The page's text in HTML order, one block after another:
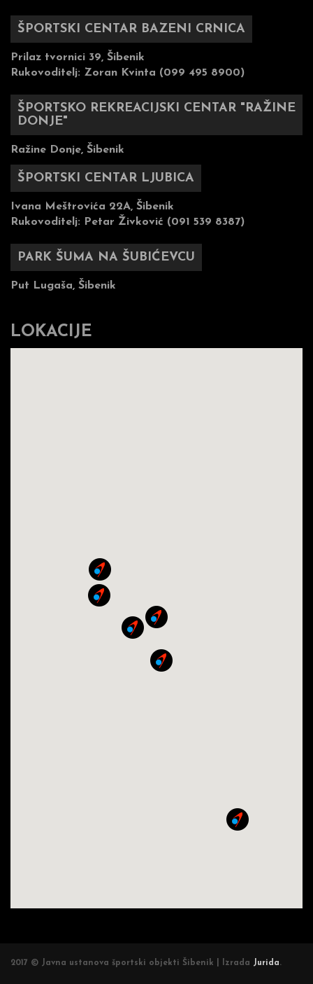
ŠPORTSKI CENTAR BAZENI CRNICA
Prilaz tvornici 39, Šibenik
Rukovoditelj: Zoran Kvinta (099 495 8900)
ŠPORTSKO REKREACIJSKI CENTAR "RAŽINE
DONJE"
Ražine Donje, Šibenik
ŠPORTSKI CENTAR LJUBICA
Ivana Meštrovića 22A, Šibenik
Rukovoditelj: Petar Živković (091 539 8387)
PARK ŠUMA NA ŠUBIĆEVCU
Put Lugaša, Šibenik
LOKACIJE
2017 © Javna ustanova športski objekti Šibenik | Izrada Jurida.